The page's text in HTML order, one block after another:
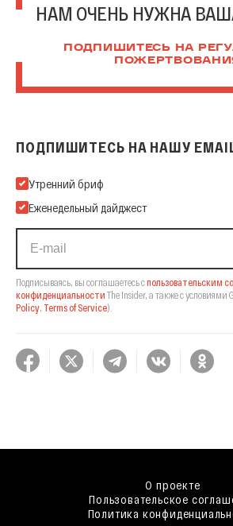
НАМ ОЧЕНЬ НУЖНА
ПОДПИШИТЕСЬ НА
ПОДПИШИТЕСЬ НА НАШУ
Подпишитесь на нашу Email-рассылку
Утренний бриф
Еженедельный дайджест
Подписываясь, вы соглашаетесь спользовательским
конфиденциальности The Insider, а также с условиями
Policy, Terms of Service).
О проекте
Пользовательское
Политика